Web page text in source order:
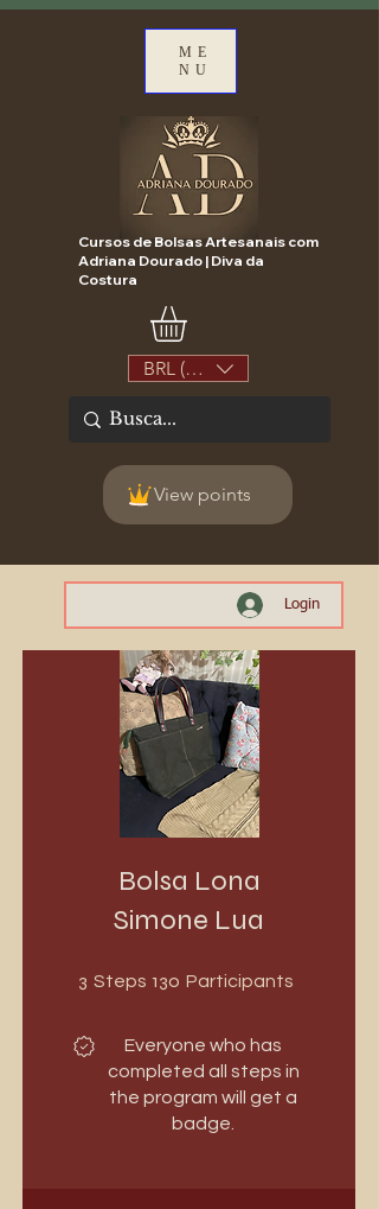
ME
NU
Cursos de Bolsas Artesanais com
Adriana Dourado | Diva da
Costura
BRL (R$)
View points
Login
Bolsa Lona
Simone Lua
3 Steps 3 Steps
130 Participants
Everyone who has
completed all steps in
the program will get a
badge.